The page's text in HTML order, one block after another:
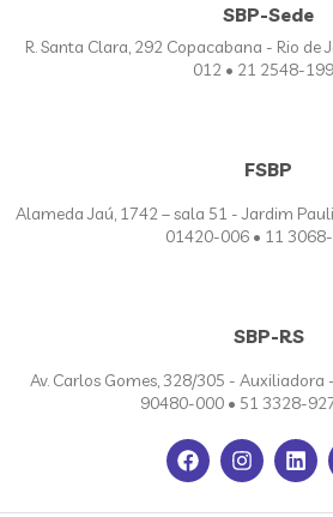
SBP-Sede
R. Santa Clara, 292 Copacabana - Rio de
012 • 21 2548-
FSBP
Alameda Jaú, 1742 – sala 51 - Jardim
01420-006 • 11
SBP-RS
Av. Carlos Gomes, 328/305 - Auxiliadora
90480-000 • 51 3328-